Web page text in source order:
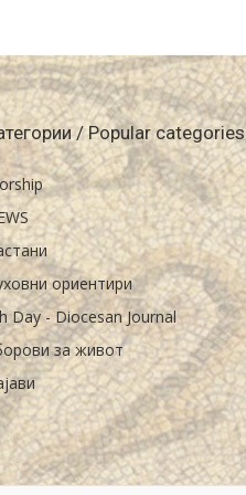
/ Popular categories
ориентири
Day - Diocesan Journal
за живот